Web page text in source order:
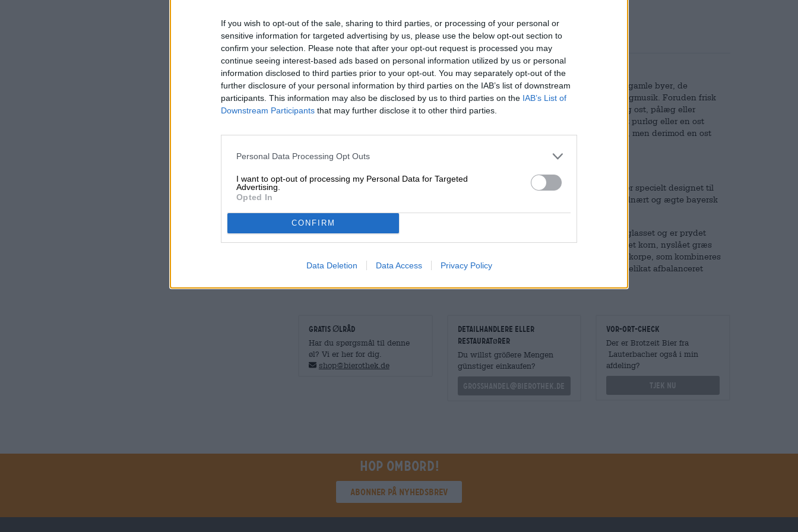
If you wish to opt-out of the sale, sharing to third parties, or processing of your personal or
sensitive information for targeted advertising by us, please use the below opt-out section to
confirm your selection. Please note that after your opt-out request is processed you may
continue seeing interest-based ads based on personal information utilized by us or personal
information disclosed to third parties prior to your opt-out. You may separately opt-out of the
further disclosure of your personal information by third parties on the IAB’s list of downstream
participants. This information may also be disclosed by us to third parties on the IAB’s List of
Downstream Participants that may further disclose it to other third parties.
Personal Data Processing Opt Outs
I want to opt-out of processing my Personal Data for Targeted
Advertising.
Opted In
CONFIRM
Data Deletion Data Access Privacy Policy
Beskrivelse Info kunde anmeldelser(3)
Den solide snack er lige så meget en del af Bayerns kulturarv som de storslåede gamle byer, de
ærværdige kupler og katedraler, den knaldblå himmel og den opløftende messingmusik. Foruden frisk
stenovnsbrød med sprød skorpe er en rigtig snack blandt andet godt smør, fyldig ost, pålæg eller
leverpølse, hjemmelavet Ziebeleskäs, en god skinke, et par pickles og måske lidt purløg eller en ost
med musik. Sidstnævnte er i øvrigt ikke en ost med musikalsk akkompagnement, men derimod en ost
Ingen snack er perfekt uden øl. For at det ikke skal ske for dig, har vi en øl, der er specielt designet til
snacks: Brotzeit-øllen fra Lauterbacher er en klassisk let øl med et drikkeligt, jordnært og ægte bayersk
præg.
Lauterbacher-specialiteten præsenterer sig i et krystalklart og skinnende guld i glasset og er prydet
med en imponerende krone af hvidt skum. Den traditionelle øl dufter af solmodnet korn, nyslået græs
og sommerblomster. Den første smag afslører en fyldig krop med duften af brødskorpe, som kombineres
med malt, blomsterhumle og delikate citrusnoter på ganen. Brotzeit-øllen er en delikat afbalanceret
GRATIS ØLRÅD
Har du spørgsmål til denne
øl? Vi er her for dig.
shop@bierothek.de
detailhandlere eller
restauratører
Du willst größere Mengen
günstiger einkaufen?
grosshandel@bierothek.de
Vor-Ort-Check
Der er Brotzeit Bier fra
Lauterbacher også i min
afdeling?
Tjek nu
Hop ombord!
Abonner på nyhedsbrev